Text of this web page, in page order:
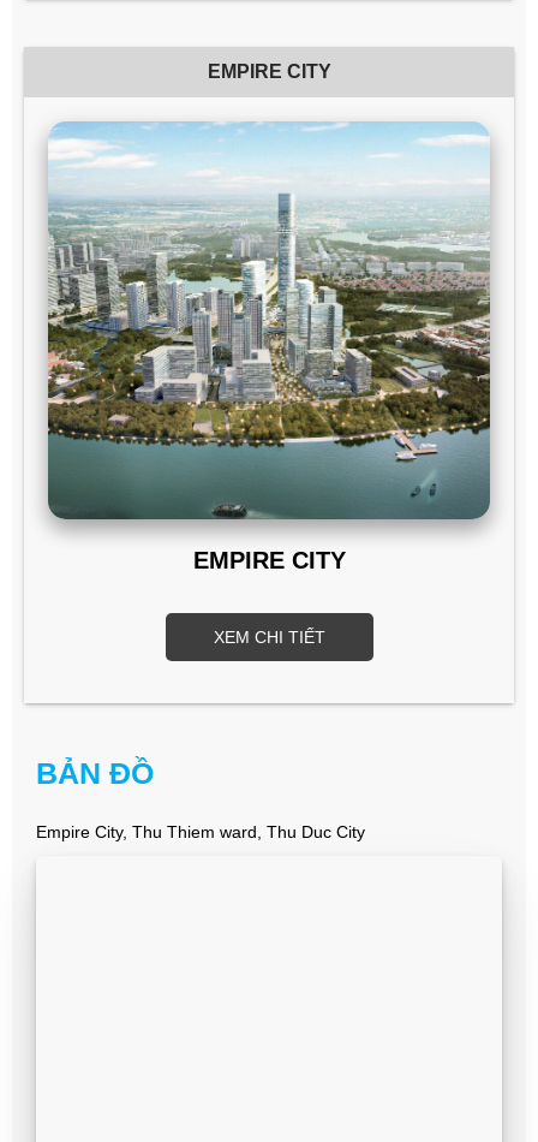
EMPIRE CITY
EMPIRE CITY
XEM CHI TIẾT
BẢN ĐỒ
Empire City, Thu Thiem ward, Thu Duc City